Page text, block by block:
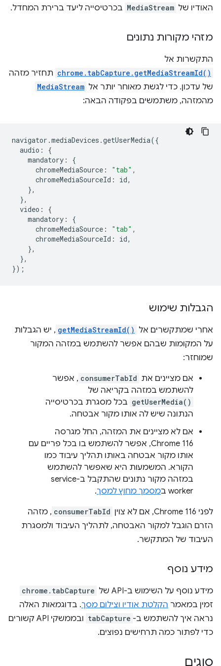
האודיו של MediaStream בכרטיסייה ליעד ברירת המחדל.
מזהי מקורות נתונים
התקשרות אל
chrome.tabCapture.getMediaStreamId() תחזיר מזהה
של עדכון. כדי לגשת מאוחר יותר אל MediaStream
מהמזהה, משתמשים בפקודה הבאה:
navigator .mediaDevices .getUserMedia({
audio :
{
mandatory :
{
chromeMediaSource : "tab" ,
chromeMediaSourceId : id,
},
},
video :
{
mandatory :
{
chromeMediaSource : "tab" ,
chromeMediaSourceId : id,
},
},
});
הגבלות שימוש
אחרי שמתקשרים אל getMediaStreamId() , יש הגבלות
על המקומות שבהם אפשר להשתמש במזהה המקור
שמוחזר:
אם מציינים את consumerTabId , אפשר
להשתמש במזהה בקריאה של
getUserMedia() בכל מסגרת בכרטיסייה
הנתונה שיש לה אותו מקור אבטחה.
אם לא מציינים את המזהה, החל מגרסה
Chrome 116, אפשר להשתמש בו בכל פריים עם
אותו מקור אבטחה באותו תהליך עיבוד כמו
הקורא. המשמעות היא שאפשר להשתמש
במזהה מקור נתונים שהתקבל ב-service
worker ב
מסמך מחוץ למסך.
לפני Chrome 116, אם לא צוין consumerTabId , מזהה
הזרם הוגבל למקור האבטחה, לתהליך העיבוד ולמסגרת
העיבוד של המתקשר.
מידע נוסף
מידע נוסף על השימוש ב-API של chrome.tabCapture
זמין במאמר הקלטת אודיו וצילום מסך. בדוגמאות האלה
נראה איך להשתמש ב- tabCapture
ובממשקי API קשורים
כדי לפתור כמה תרחישים נפוצים.
סוגים